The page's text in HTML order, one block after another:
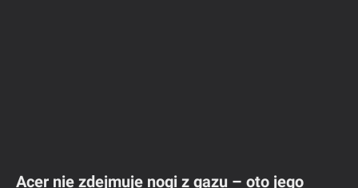
Acer nie zdejmuje nogi z gazu – oto jego